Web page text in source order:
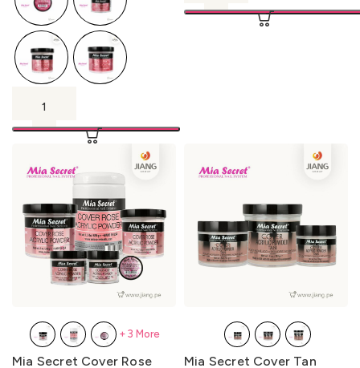
Mia Secret Cover Rose
+3 More
Mia Secret Cover Tan